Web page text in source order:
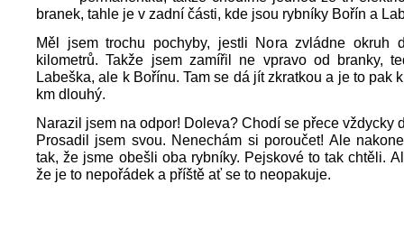
branek, tahle je v zadní části, kde jsou rybníky Bořín a
Měl jsem trochu pochyby, jestli Nora zvládne okruh
kilometrů. Takže jsem zamířil ne vpravo od branky,
Labeška, ale k Bořínu. Tam se dá jít zkratkou a je to pak
km dlouhý.
Narazil jsem na odpor! Doleva? Chodí se přece vždycky
Prosadil jsem svou. Nenechám si poroučet! Ale
tak, že jsme obešli oba rybníky. Pejskové to tak chtěli.
že je to nepořádek a příště ať se to neopakuje.